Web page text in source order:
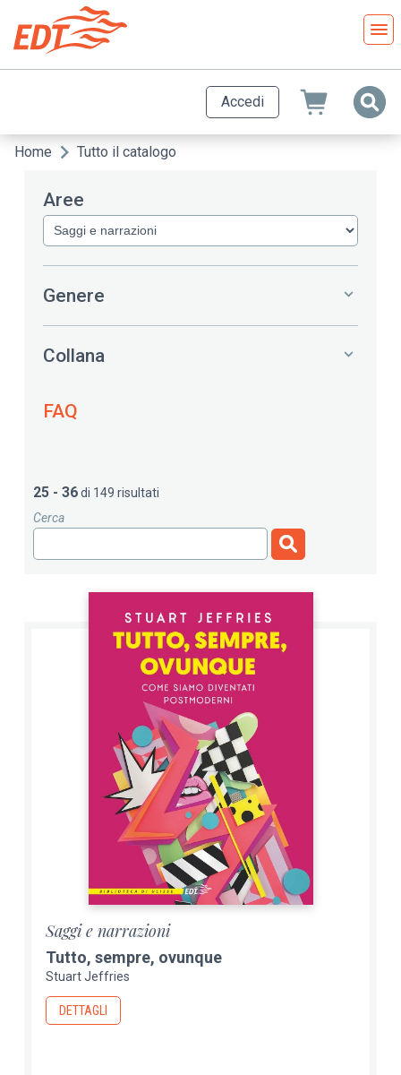
contenuto
principale
Accedi
Briciole
pane
Home Tutto il catalogo
Aree
Genere
Collana
FAQ
25 - 36di 149 risultati
Cerca
Saggi e narrazioni
Tutto, sempre, ovunque
Stuart Jeffries
DETTAGLI